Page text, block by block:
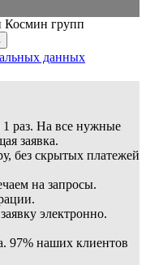
Космин групп
данных
1 раз. На все нужные
заявка.
без скрытых платежей
на запросы.
электронно.
97% наших клиентов